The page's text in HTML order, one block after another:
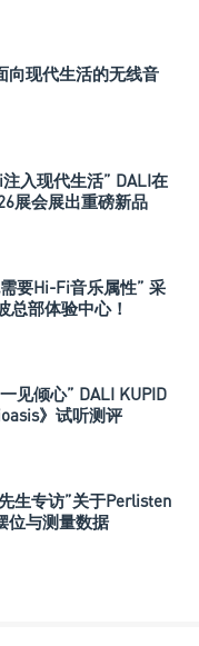
向现代生活的无线音
入现代生活” DALI在
展会展出重磅新品
要Hi-Fi音乐属性” 采
总部体验中心！
见倾心” DALI KUPID
》试听测评
生专访”关于Perlisten
位与测量数据